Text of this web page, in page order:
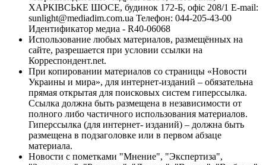
ХАРКІВСЬКЕ ШОСЕ, будинок 172-Б, офіс 208/1 E-mail:
sunlight@mediadim.com.ua Телефон: 044-205-43-00
Идентификатор медиа - R40-06068
Использование любых материалов, размещённых на
сайте, разрешается при условии ссылки на
Корреспондент.net.
При копировании материалов со страницы «Новости
Украины и мира», для интернет-изданий – обязательна
прямая открытая для поисковых систем гиперссылка.
Ссылка должна быть размещена в независимости от
полного либо частичного использования материалов.
Гиперссылка (для интернет- изданий) – должна быть
размещена в подзаголовке или в первом абзаце
материала.
Новости с пометками "Мнение", "Экспертиза",